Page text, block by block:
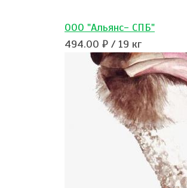
OOO "Альянс- СПБ"
494.00 ₽ / 19 кг